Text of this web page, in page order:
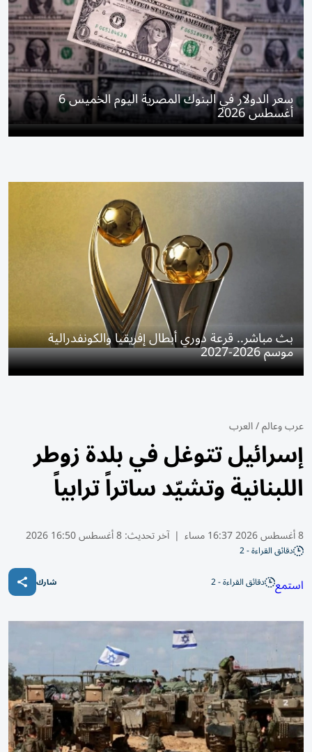
سعر الدولار في البنوك المصرية اليوم الخميس 6
أغسطس 2026
بث مباشر.. قرعة دوري أبطال إفريقيا والكونفدرالية
موسم 2026-2027
عرب وعالم/العرب
إسرائيل تتوغل في بلدة زوطر
اللبنانية وتشيّد ساتراً ترابياً
8 أغسطس 2026 16:37 مساء | آخر تحديث:8 أغسطس 16:50 2026
دقائق القراءة - 2
استمع دقائق القراءة - 2 شارك